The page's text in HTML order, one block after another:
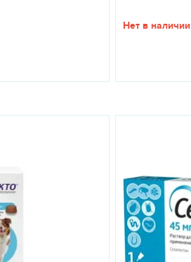
Нет в наличии